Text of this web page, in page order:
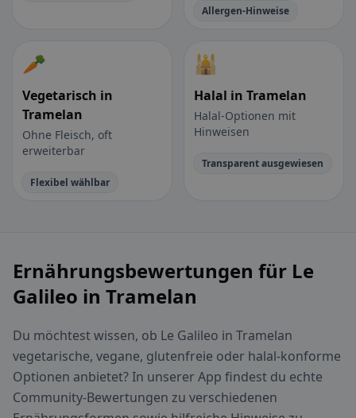
Allergen-Hinweise
🥕
Vegetarisch in
Tramelan
Ohne Fleisch, oft
erweiterbar
Flexibel wählbar
🕌
Halal in Tramelan
Halal-Optionen mit
Hinweisen
Transparent ausgewiesen
Ernährungsbewertungen für Le
Galileo in Tramelan
Du möchtest wissen, ob Le Galileo in Tramelan
vegetarische, vegane, glutenfreie oder halal-konforme
Optionen anbietet? In unserer App findest du echte
Community-Bewertungen zu verschiedenen